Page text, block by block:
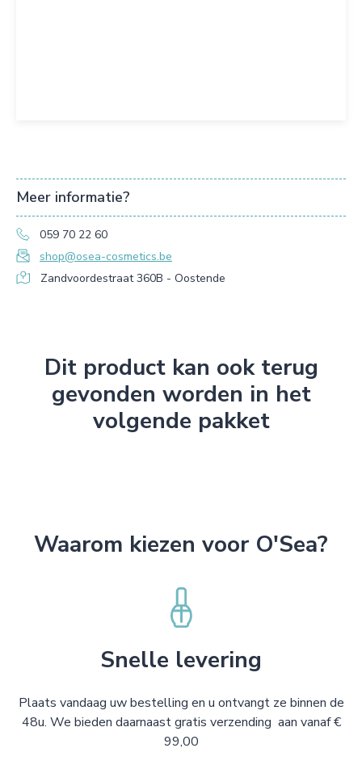
Meer informatie?
059 70 22 60
shop@osea-cosmetics.be
Zandvoordestraat 360B - Oostende
Dit product kan ook terug
gevonden worden in het
volgende pakket
Waarom kiezen voor O'Sea?
Snelle levering
Plaats vandaag uw bestelling en u ontvangt ze binnen de
48u. We bieden daarnaast gratis verzending aan vanaf €
99,00